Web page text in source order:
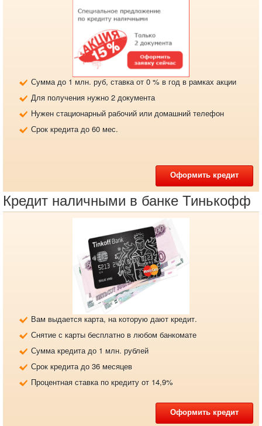
Сумма до 1 млн. руб, ставка от 0 % в год в рамках акции
Для получения нужно 2 документа
Нужен стационарный рабочий или домашний телефон
Срок кредита до 60 мес.
Оформить кредит
Кредит наличными в банке Тинькофф
Вам выдается карта, на которую дают кредит.
Снятие с карты бесплатно в любом банкомате
Сумма кредита до 1 млн. рублей
Срок кредита до 36 месяцев
Процентная ставка по кредиту от 14,9%
Оформить кредит